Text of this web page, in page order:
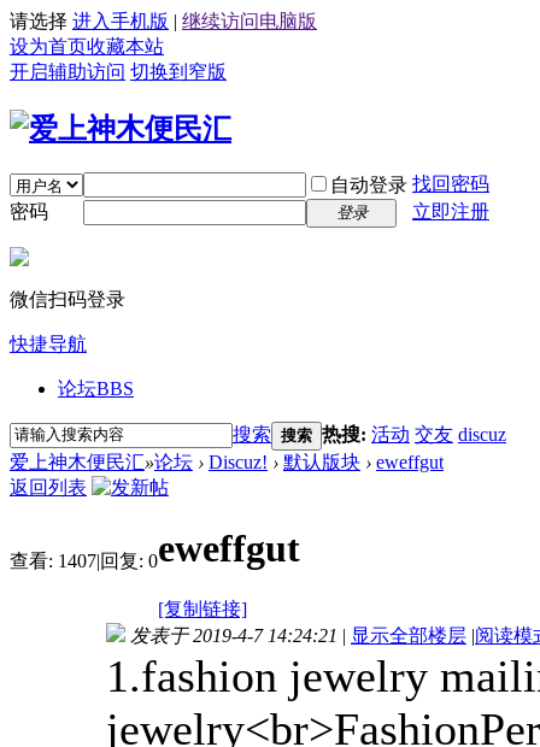
请选择 进入手机版 | 继续访问电脑版
设为首页收藏本站
开启辅助访问 切换到窄版
自动登录 找回密码
密码
登录 立即注册
微信扫码登录
快捷导航
论坛BBS
搜索 搜索 热搜: 活动 交友 discuz
爱上神木便民汇»论坛 › Discuz! › 默认版块 › eweffgut
返回列表
查看: 1407|回复: 0eweffgut
[复制链接]
发表于 2019-4-7 14:24:21 | 显示全部楼层 |阅读模
1.fashion jewelry